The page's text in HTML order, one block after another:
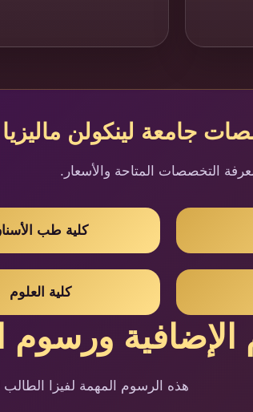
جامعة لينكولن ماليزيا
التخصصات المتاحة والأسعار.
كلية طب
كلية العلوم
ورسوم
هذه الرسوم المهمة لفيزا الطالب